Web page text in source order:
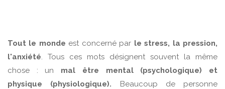
Tout le monde est concerné par le stress, la pression,
l'anxiété. Tous ces mots désignent souvent la même
chose : un mal être mental (psychologique) et
physique (physiologique). Beaucoup de personne